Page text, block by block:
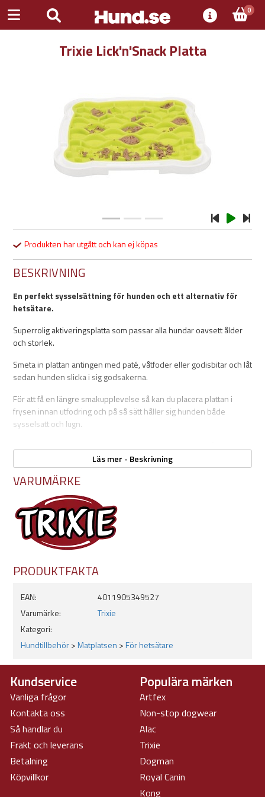
0
Trixie Lick'n'Snack Platta
Produkten har utgått och kan ej köpas
BESKRIVNING
En perfekt sysselsättning för hunden och ett alternativ för
hetsätare.
Superrolig aktiveringsplatta som passar alla hundar oavsett ålder
och storlek.
Smeta in plattan antingen med paté, våtfoder eller godisbitar och låt
sedan hunden slicka i sig godsakerna.
För att få en längre smakupplevelse så kan du placera plattan i
frysen innan utfodring och på så sätt håller sig hunden både
sysselsatt och lugn.
Plattans ojämna yta gör att det tar längre tid för hunden att slicka
den ren. Med den upphöjda kanten runt om håller sig allting på
plats. Plattan är tillverkad i slitstarkt TPR-gummi och har en halkfri
botten.
Egenskaper:
Mått:
- Bredd: 20cm
Slitstarkt TPR-gummi
Upphöjda kanter
Kan maskindiskas
Läs mer - Beskrivning
VARUMÄRKE
PRODUKTFAKTA
EAN:
4011905349527
Varumärke:
Trixie
Kategori:
Hundtillbehör>Matplatsen >För hetsätare
Kundservice
Vanliga frågor
Kontakta oss
Så handlar du
Frakt och leverans
Betalning
Köpvillkor
Populära märken
Artfex
Non-stop dogwear
Alac
Trixie
Dogman
Royal Canin
Kong